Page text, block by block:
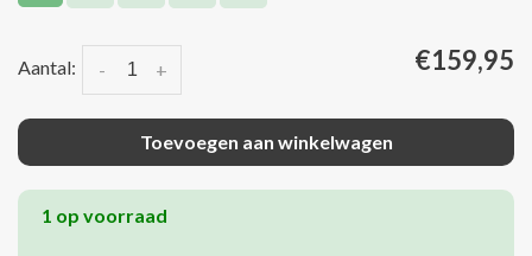
Aantal: +
- €159,95
Toevoegen aan winkelwagen
1 op voorraad